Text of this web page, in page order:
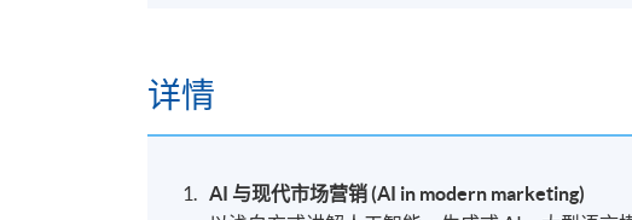
详情
AI 与现代市场营销 (AI in modern marketing)